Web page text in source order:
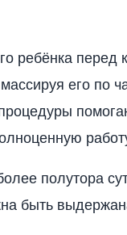
ребёнка перед
его по
полутора
быть